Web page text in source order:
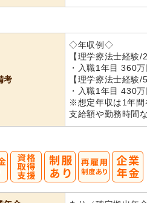
考
◇年収例◇
【理学療法士経験/2
・入職1年目 360万
【理学療法士経験/5
・入職1年目 430万
※想定年収は1年間
支給額や勤務時間